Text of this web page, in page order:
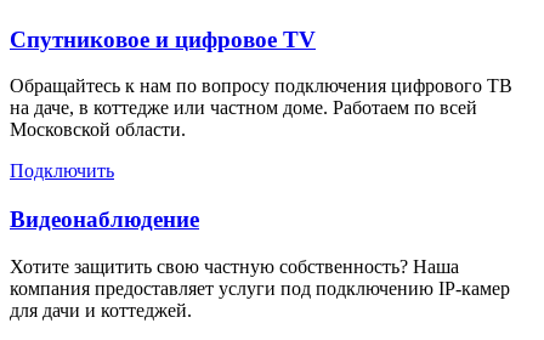
Спутниковое и цифровое TV
Обращайтесь к нам по вопросу подключения цифрового ТВ
на даче, в коттедже или частном доме. Работаем по всей
Московской области.
Подключить
Видеонаблюдение
Хотите защитить свою частную собственность? Наша
компания предоставляет услуги под подключению IP-камер
для дачи и коттеджей.